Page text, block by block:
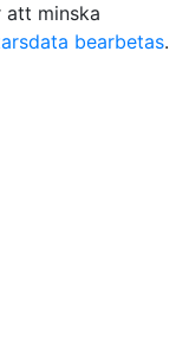
att minska
bearbetas.